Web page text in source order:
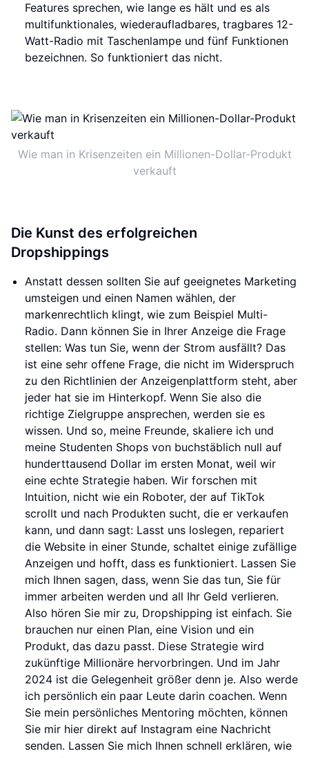
Features sprechen, wie lange es hält und es als
multifunktionales, wiederaufladbares, tragbares 12-
Watt-Radio mit Taschenlampe und fünf Funktionen
bezeichnen. So funktioniert das nicht.
Wie man in Krisenzeiten ein Millionen-Dollar-Produkt
verkauft
Die Kunst des erfolgreichen
Dropshippings
Anstatt dessen sollten Sie auf geeignetes Marketing
umsteigen und einen Namen wählen, der
markenrechtlich klingt, wie zum Beispiel Multi-
Radio. Dann können Sie in Ihrer Anzeige die Frage
stellen: Was tun Sie, wenn der Strom ausfällt? Das
ist eine sehr offene Frage, die nicht im Widerspruch
zu den Richtlinien der Anzeigenplattform steht, aber
jeder hat sie im Hinterkopf. Wenn Sie also die
richtige Zielgruppe ansprechen, werden sie es
wissen. Und so, meine Freunde, skaliere ich und
meine Studenten Shops von buchstäblich null auf
hunderttausend Dollar im ersten Monat, weil wir
eine echte Strategie haben. Wir forschen mit
Intuition, nicht wie ein Roboter, der auf TikTok
scrollt und nach Produkten sucht, die er verkaufen
kann, und dann sagt: Lasst uns loslegen, repariert
die Website in einer Stunde, schaltet einige zufällige
Anzeigen und hofft, dass es funktioniert. Lassen Sie
mich Ihnen sagen, dass, wenn Sie das tun, Sie für
immer arbeiten werden und all Ihr Geld verlieren.
Also hören Sie mir zu, Dropshipping ist einfach. Sie
brauchen nur einen Plan, eine Vision und ein
Produkt, das dazu passt. Diese Strategie wird
zukünftige Millionäre hervorbringen. Und im Jahr
2024 ist die Gelegenheit größer denn je. Also werde
ich persönlich ein paar Leute darin coachen. Wenn
Sie mein persönliches Mentoring möchten, können
Sie mir hier direkt auf Instagram eine Nachricht
senden. Lassen Sie mich Ihnen schnell erklären, wie